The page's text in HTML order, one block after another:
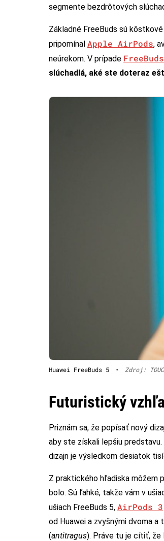
segmente bezdrôtových
Základné FreeBuds sú
pripomínal Apple AirPods,
neúrekom. V prípade
slúchadlá, aké ste doteraz
Huawei FreeBuds 5 • Zdroj:
Futuristický
Priznám sa, že popísať nový
aby ste získali lepšiu
dizajn je výsledkom desiatok
Z praktického hľadiska môžem
bolo. Sú ľahké, takže vám v
ušiach FreeBuds 5, AirPods 3
od Huawei a zvyšnými dvoma
(antitragus). Práve tu je cítiť, že